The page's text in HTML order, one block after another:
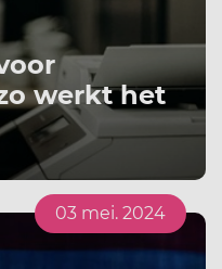
werkt het
03 mei. 2024